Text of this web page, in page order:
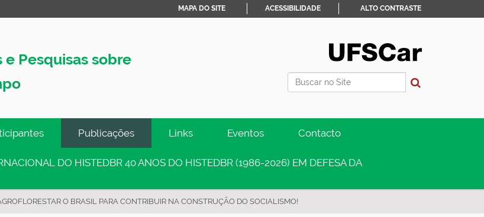
Pesquisas sobre
Busca
MAPA DO SITE ACESSIBILIDADE ALTO CONTRASTE
Publicações Links Eventos Contacto
DO HISTEDBR 40 ANOS DO HISTEDBR (1986-2026) EM DEFESA DA
O BRASIL PARA CONTRIBUIR NA CONSTRUÇÃO DO SOCIALISMO!